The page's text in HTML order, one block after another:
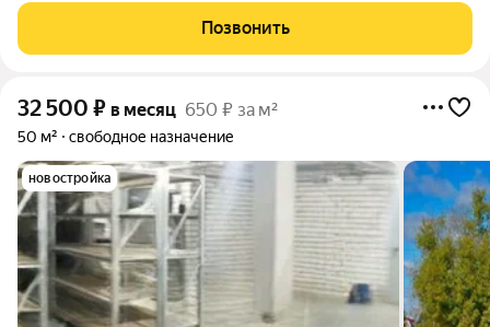
относится к типу 'Жилое', предназначено для 'ПСН'. Площадь
42.7 м, расположено на
Позвонить
32 500 ₽ в месяц 650 ₽ за м²
50 м² свободное назначение
новостройка